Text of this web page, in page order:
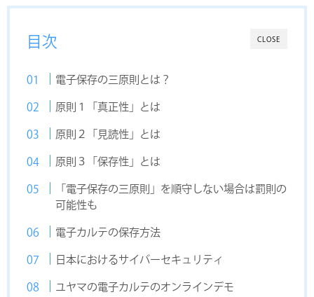
CLOSE
目次
電子保存の三原則とは？
原則１「真正性」とは
原則２「見読性」とは
原則３「保存性」とは
「電子保存の三原則」を順守しない場合は罰則の
可能性も
電子カルテの保存方法
日本におけるサイバーセキュリティ
ユヤマの電子カルテのオンラインデモ